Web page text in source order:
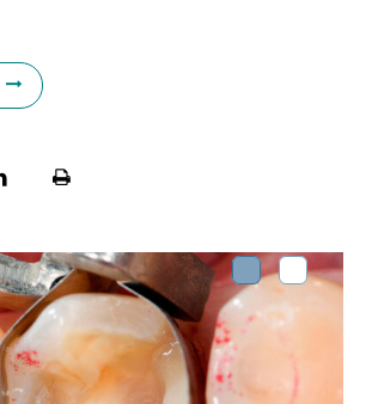
Seite